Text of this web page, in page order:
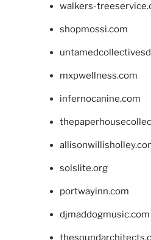
walkers-
shopmossi.com
mxpwellness.com
infernocanine.com
solslite.org
portwayinn.com
djmaddogmusic.com